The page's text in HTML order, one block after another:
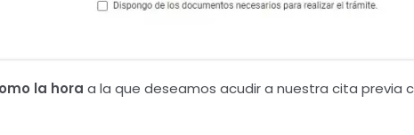
la hora a la que deseamos acudir a nuestra cita previa